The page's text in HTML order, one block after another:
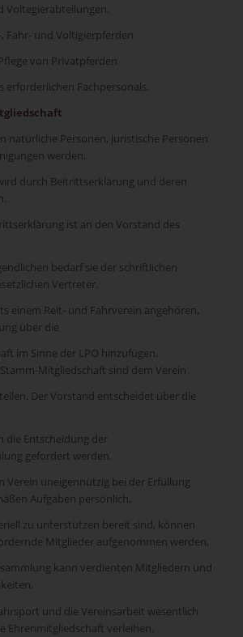
Voltegierabteilungen.
Fahr- und Voltigierpferden
von Privatpferden
erforderlichen Fachpersonals.
natürliche Personen, juristische Personen
werden.
durch Beitrittserklärung und deren
ist an den Vorstand des
bedarf sie der schriftlichen
Vertreter.
einem Reit- und Fahrverein angehören,
über die
im Sinne der LPO hinzufügen.
Mitgliedschaft sind dem Verein
Der Vorstand entscheidet über die
die Entscheidung der
gefordert werden.
Verein uneigennützig bei der Erfüllung
Aufgaben persönlich,
zu unterstützen bereit sind, können
Mitglieder aufgenommen werden.
kann verdienten Mitgliedern und
und die Vereinsarbeit wesentlich
Ehrenmitgliedschaft verleihen.